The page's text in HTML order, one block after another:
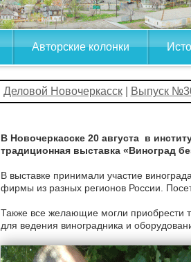
Авторские колонки
Деловой Новочеркасск| Выпуск
В Новочеркасске 20 августа в
традиционная выставка «Виноград
В выставке принимали участие
фирмы из разных регионов России.
Также все желающие могли приобрести
для ведения виноградника и